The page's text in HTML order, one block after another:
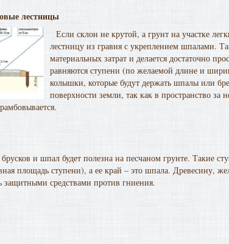
лестницы
Если склон не крутой, а грунт на участке
лестницу из гравия с укреплением шпалами.
материальных затрат и делается достаточно
равняются ступени (по желаемой длине и
колышки, которые будут держать шпалы или
поверхности земли, так как в пространство за
и шпал будет полезна на песчаном грунте. Такие
площадь ступени), а ее край – это шпала. Древесину,
защитными средствами против гниения.